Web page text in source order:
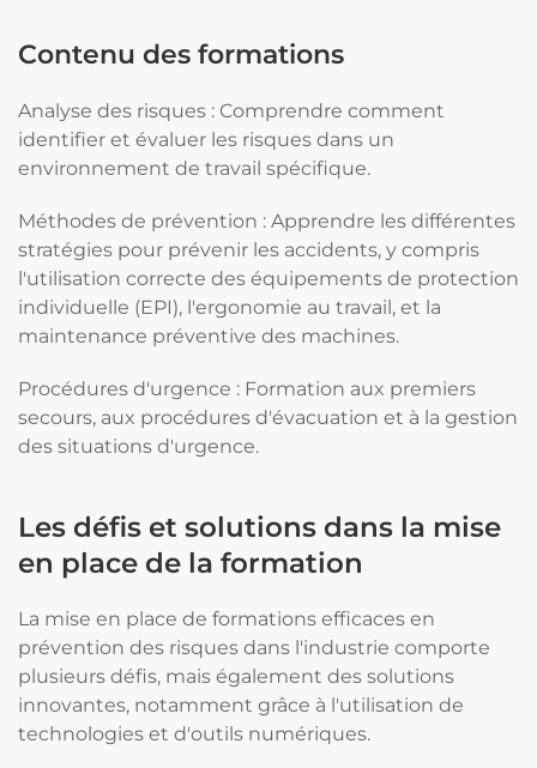
Contenu des formations
Analyse des risques : Comprendre comment
identifier et évaluer les risques dans un
environnement de travail spécifique.
Méthodes de prévention : Apprendre les différentes
stratégies pour prévenir les accidents, y compris
l'utilisation correcte des équipements de protection
individuelle (EPI), l'ergonomie au travail, et la
maintenance préventive des machines.
Procédures d'urgence : Formation aux premiers
secours, aux procédures d'évacuation et à la gestion
des situations d'urgence.
Les défis et solutions dans la mise
en place de la formation
La mise en place de formations efficaces en
prévention des risques dans l'industrie comporte
plusieurs défis, mais également des solutions
innovantes, notamment grâce à l'utilisation de
technologies et d'outils numériques.